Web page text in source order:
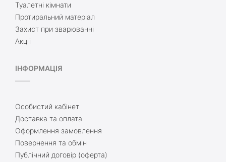
Туалетні кімнати
Протиральний матеріал
Захист при зварюванні
Акції
ІНФОРМАЦІЯ
Особистий кабінет
Доставка та оплата
Оформлення замовлення
Повернення та обмін
Публічний договір (оферта)